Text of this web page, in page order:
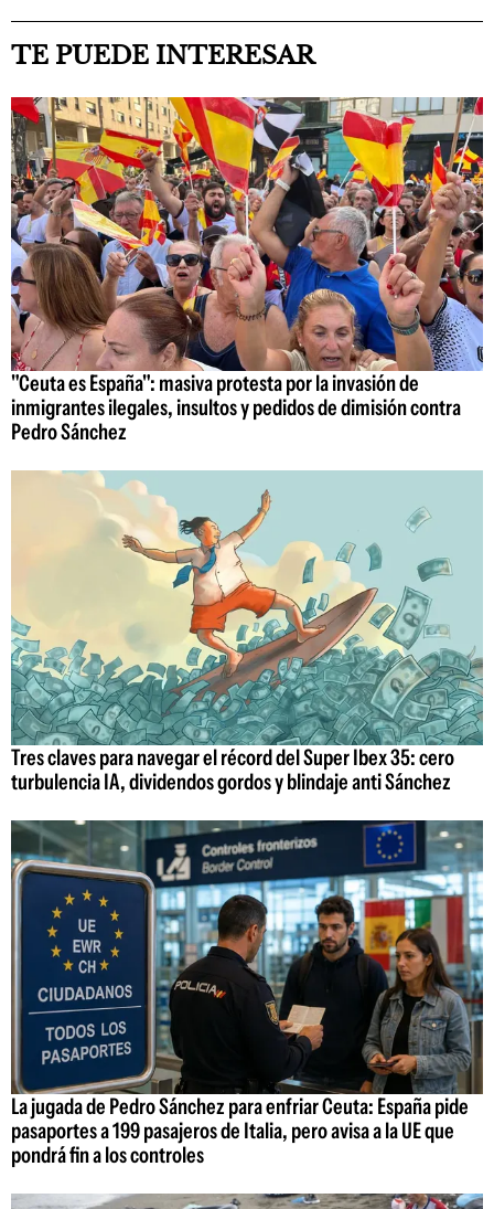
TE PUEDE INTERESAR
"Ceuta es España": masiva protesta por la invasión de
inmigrantes ilegales, insultos y pedidos de dimisión contra
Pedro Sánchez
Tres claves para navegar el récord del Super Ibex 35: cero
turbulencia IA, dividendos gordos y blindaje anti Sánchez
La jugada de Pedro Sánchez para enfriar Ceuta: España pide
pasaportes a 199 pasajeros de Italia, pero avisa a la UE que
pondrá fin a los controles